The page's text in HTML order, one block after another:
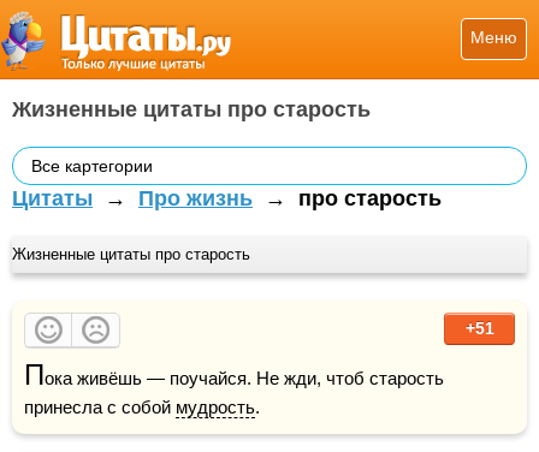
Меню
Жизненные цитаты про старость
Все картегории
Цитаты → Про жизнь → про старость
Жизненные цитаты про старость
+51
Пока живёшь — поучайся. Не жди, чтоб старость
принесла с собой мудрость.